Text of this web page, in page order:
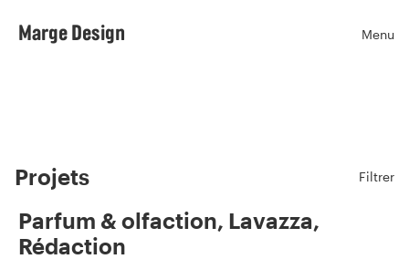
Marge Design Menu
Projets Filtrer
Parfum & olfaction, Lavazza,
Rédaction